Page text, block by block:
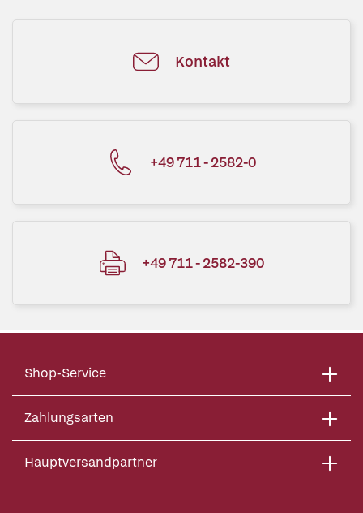
Kontakt
+49 711 - 2582-0
+49 711 - 2582-390
Shop-Service
Zahlungsarten
Hauptversandpartner